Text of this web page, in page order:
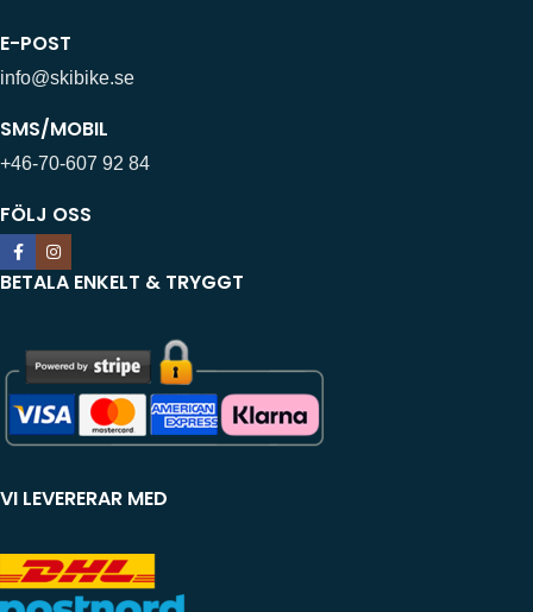
E-POST
info@skibike.se
SMS/MOBIL
+46-70-607 92 84
FÖLJ OSS
BETALA ENKELT & TRYGGT
VI LEVERERAR MED